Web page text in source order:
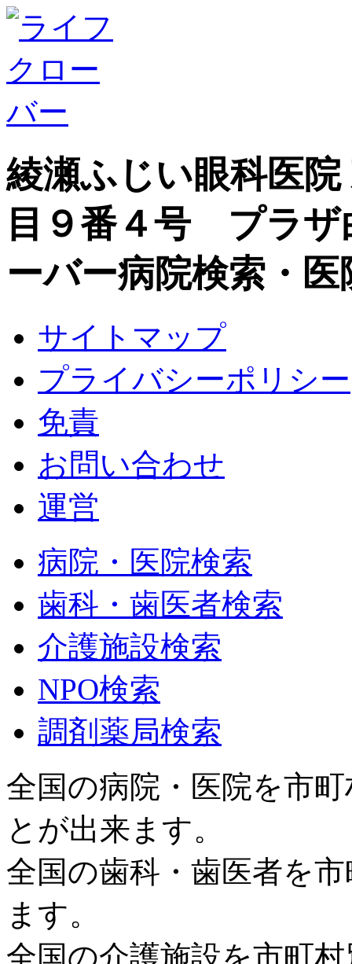
綾瀬ふじい眼科医
目９番４号 プラザ
ーバー病院検索・医
サイトマップ
プライバシーポリシー
免責
お問い合わせ
運営
病院・医院検索
歯科・歯医者検索
介護施設検索
NPO検索
調剤薬局検索
全国の病院・医院を市
とが出来ます。
全国の歯科・歯医者を
ます。
全国の介護施設を市町